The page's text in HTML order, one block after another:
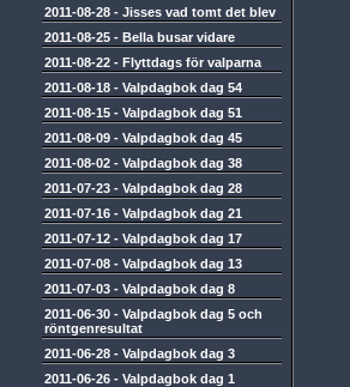
2011-08-28 - Jisses vad tomt det blev
2011-08-25 - Bella busar vidare
2011-08-22 - Flyttdags för valparna
2011-08-18 - Valpdagbok dag 54
2011-08-15 - Valpdagbok dag 51
2011-08-09 - Valpdagbok dag 45
2011-08-02 - Valpdagbok dag 38
2011-07-23 - Valpdagbok dag 28
2011-07-16 - Valpdagbok dag 21
2011-07-12 - Valpdagbok dag 17
2011-07-08 - Valpdagbok dag 13
2011-07-03 - Valpdagbok dag 8
2011-06-30 - Valpdagbok dag 5 och
röntgenresultat
2011-06-28 - Valpdagbok dag 3
2011-06-26 - Valpdagbok dag 1